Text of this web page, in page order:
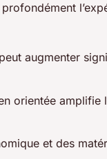
augmenter
orientée amplifie
et des